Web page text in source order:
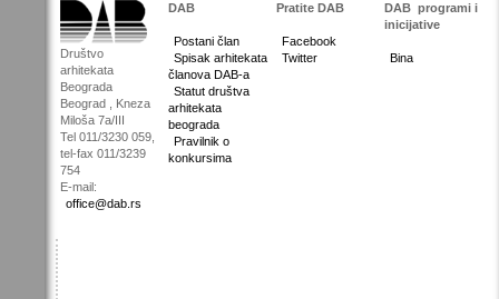
Društvo
arhitekata
Beograda
Beograd , Kneza
Miloša 7a/III
Tel 011/3230 059,
tel-fax 011/3239
754
E-mail:
office@dab.rs
DAB
Postani član
Spisak arhitekata
članova DAB-a
Statut društva
arhitekata
beograda
Pravilnik o
konkursima
Pratite DAB
Facebook
Twitter
DAB programi i
inicijative
Bina